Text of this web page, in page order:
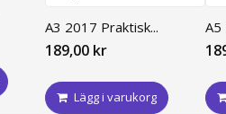
iPhone 6 Plus / 6S Plus
A3 2017 Praktisk...
189,00 kr
Lägg i varukorg
A5